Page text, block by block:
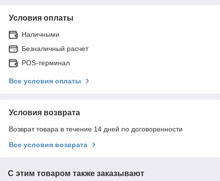
Условия оплаты
Наличными
Безналичный расчет
POS-терминал
Все условия оплаты
Условия возврата
Возврат товара в течение 14 дней по договоренности
Все условия возврата
С этим товаром также заказывают